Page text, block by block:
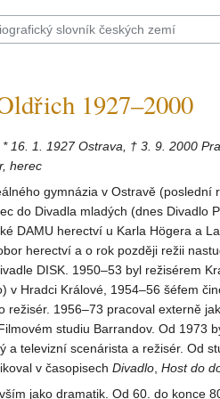
1927–2000
* 16. 1. 1927 Ostrava, † 3. 9. 2000
herec
gymnázia v Ostravě (poslední
do Divadla mladých (dnes Divadlo
DAMU herectví u Karla Högera a
herectví a o rok později režii
DISK. 1950–53 byl režisérem
v Hradci Králové, 1954–56 šéfem
režisér. 1956–73 pracoval externě
studiu Barrandov. Od 1973
a televizní scenárista a režisér. Od
v časopisech Divadlo Host do
jako dramatik. Od 60. do konce